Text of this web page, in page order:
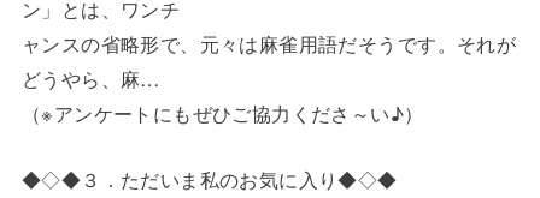
ン」とは、ワンチ
ャンスの省略形で、元々は麻雀用語だそうです。それが
どうやら、 麻…
（※アンケートにもぜひご協力くださ～い♪）
◆◇◆３．ただいま私のお気に入り◆◇◆